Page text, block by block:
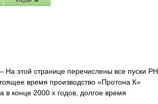
На этой странице перечислены все пуски РН
время производство «Протона К»
конце 2000 х годов, долгое время